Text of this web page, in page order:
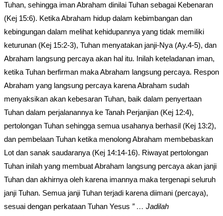
Tuhan, sehingga iman Abraham dinilai Tuhan sebagai Kebenaran
(Kej 15:6). Ketika Abraham hidup dalam kebimbangan dan
kebingungan dalam melihat kehidupannya yang tidak memiliki
keturunan (Kej 15:2-3), Tuhan menyatakan janji-Nya (Ay.4-5), dan
Abraham langsung percaya akan hal itu. Inilah keteladanan iman,
ketika Tuhan berfirman maka Abraham langsung percaya. Respon
Abraham yang langsung percaya karena Abraham sudah
menyaksikan akan kebesaran Tuhan, baik dalam penyertaan
Tuhan dalam perjalanannya ke Tanah Perjanjian (Kej 12:4),
pertolongan Tuhan sehingga semua usahanya berhasil (Kej 13:2),
dan pembelaan Tuhan ketika menolong Abraham membebaskan
Lot dan sanak saudaranya (Kej 14:14-16). Riwayat pertolongan
Tuhan inilah yang membuat Abraham langsung percaya akan janji
Tuhan dan akhirnya oleh karena imannya maka tergenapi seluruh
janji Tuhan. Semua janji Tuhan terjadi karena diimani (percaya),
sesuai dengan perkataan Tuhan Yesus ” … Jadilah